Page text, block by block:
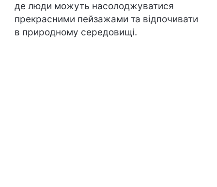
де люди можуть насолоджуватися
прекрасними пейзажами та відпочивати
в природному середовищі.